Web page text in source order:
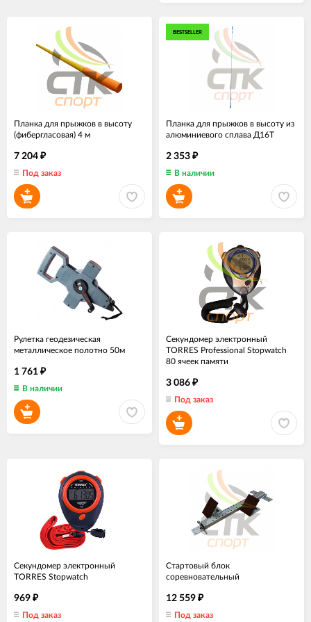
Планка для прыжков в высоту
(фибергласовая) 4 м
7 204 ₽
Под заказ
BESTSELLER
Планка для прыжков в высоту из
алюминиевого сплава Д16Т
2 353 ₽
В наличии
Рулетка геодезическая
металлическое полотно 50м
1 761 ₽
В наличии
Секундомер электронный
TORRES Professional Stopwatch
80 ячеек памяти
3 086 ₽
Под заказ
Секундомер электронный
TORRES Stopwatch
969 ₽
Под заказ
Стартовый блок
соревновательный
12 559 ₽
Под заказ